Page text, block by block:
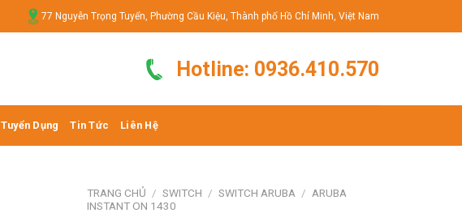
77 Nguyễn Trọng Tuyển, Phường Cầu Kiệu, Thành phố Hồ Chí Minh, Việt Nam
Hotline: 0936.410.570
Tuyển Dụng Tin Tức Liên Hệ
TRANG CHỦ / SWITCH / SWITCH ARUBA / ARUBA
INSTANT ON 1430